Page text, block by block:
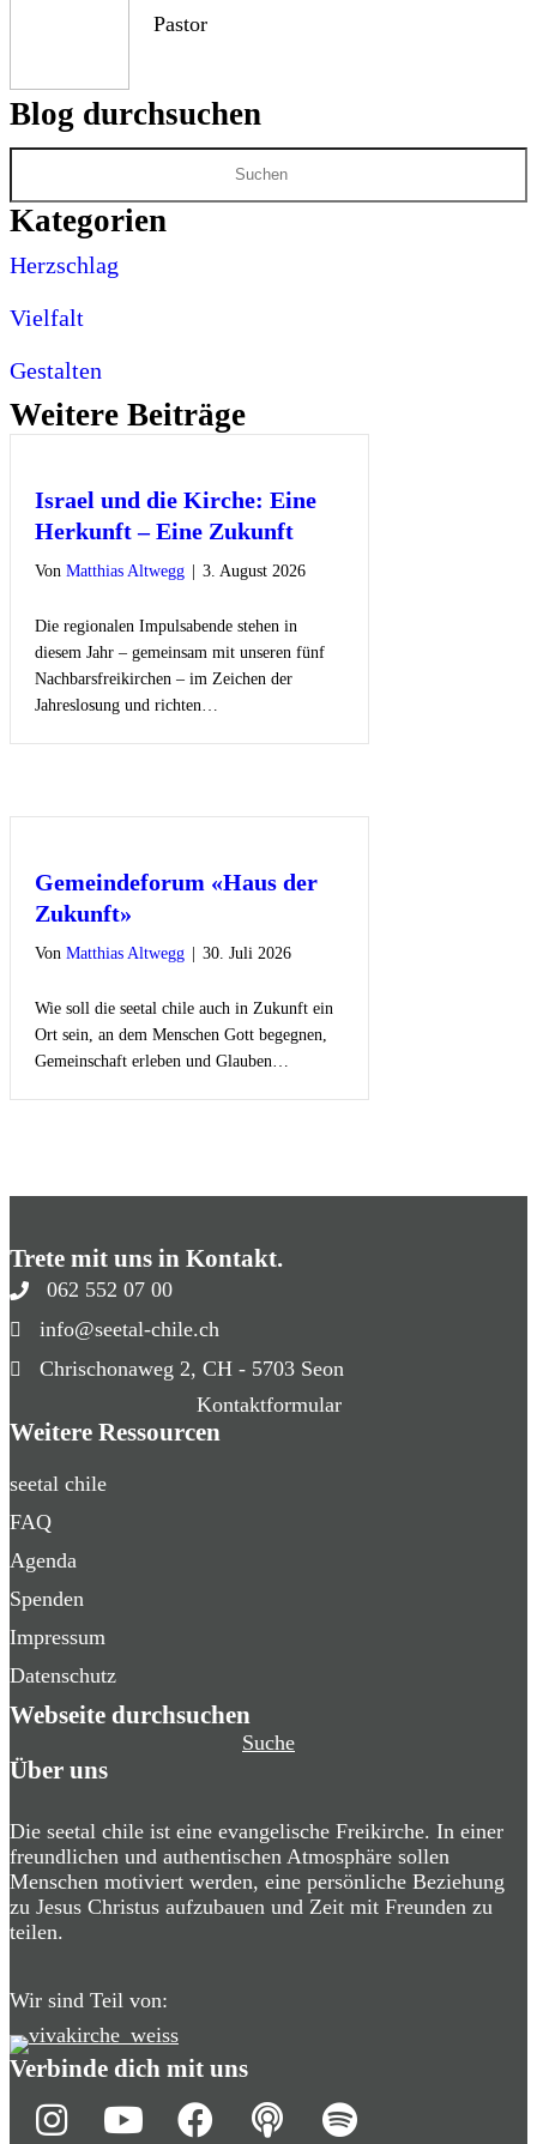
Pastor
Blog durchsuchen
Kategorien
Herzschlag
Vielfalt
Gestalten
Weitere Beiträge
Israel und die Kirche: Eine
Herkunft – Eine Zukunft
Von Matthias Altwegg | 3. August 2026
Die regionalen Impulsabende stehen in
diesem Jahr – gemeinsam mit unseren fünf
Nachbarsfreikirchen – im Zeichen der
Jahreslosung und richten…
Gemeindeforum «Haus der
Zukunft»
Von Matthias Altwegg | 30. Juli 2026
Wie soll die seetal chile auch in Zukunft ein
Ort sein, an dem Menschen Gott begegnen,
Gemeinschaft erleben und Glauben…
Trete mit uns in Kontakt.
062 552 07 00
info@seetal-chile.ch
Chrischonaweg 2, CH - 5703 Seon
Kontaktformular
Weitere Ressourcen
seetal chile
FAQ
Agenda
Spenden
Impressum
Datenschutz
Webseite durchsuchen
Suche
Über uns
Die seetal chile ist eine evangelische Freikirche. In einer
freundlichen und authentischen Atmosphäre sollen
Menschen motiviert werden, eine persönliche Beziehung
zu Jesus Christus aufzubauen und Zeit mit Freunden zu
teilen.
Wir sind Teil von:
Verbinde dich mit uns